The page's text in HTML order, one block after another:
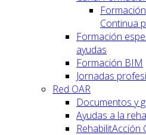
Continua
Formación
ayudas
Formación BIM
Jornadas
Red OAR
Documentos y
Ayudas a la
RehabilitAcción